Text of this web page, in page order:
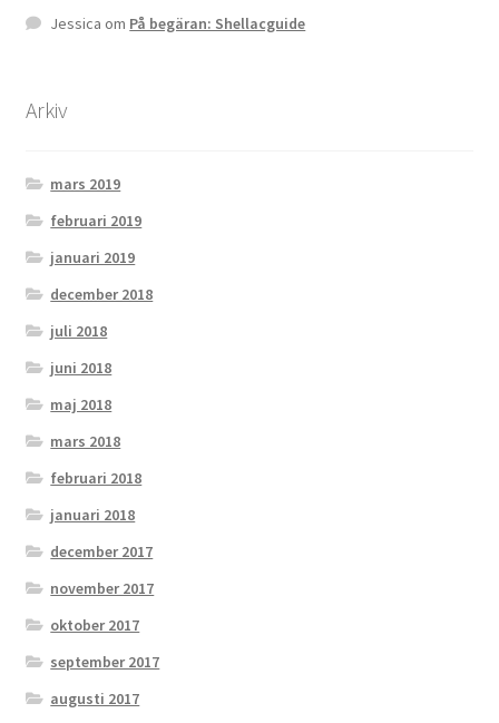
Jessica om På begäran: Shellacguide
Arkiv
mars 2019
februari 2019
januari 2019
december 2018
juli 2018
juni 2018
maj 2018
mars 2018
februari 2018
januari 2018
december 2017
november 2017
oktober 2017
september 2017
augusti 2017